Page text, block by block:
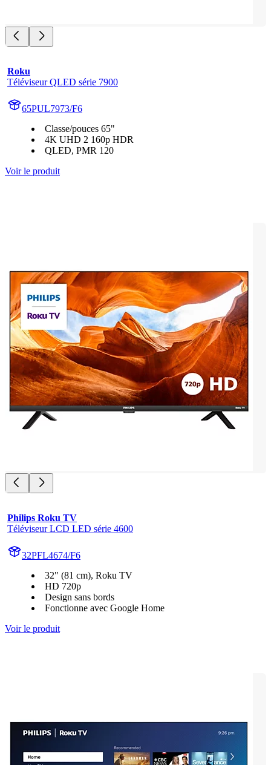
Roku
Téléviseur QLED série 7900
65PUL7973/F6
Classe/pouces 65"
4K UHD 2 160p HDR
QLED, PMR 120
Voir le produit
Philips Roku TV
Téléviseur LCD LED série 4600
32PFL4674/F6
32" (81 cm), Roku TV
HD 720p
Design sans bords
Fonctionne avec Google Home
Voir le produit